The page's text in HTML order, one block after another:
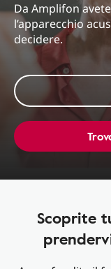
Da Amplifon
l’apparecchio
decidere.
Scoprite